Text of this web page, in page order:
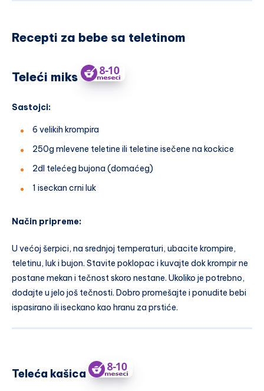
Recepti za bebe sa teletinom
Teleći miks
Sastojci:
6 velikih krompira
250g mlevene teletine ili teletine isečene na kockice
2dl telećeg bujona (domaćeg)
1 iseckan crni luk
Način pripreme:
U većoj šerpici, na srednjoj temperaturi, ubacite krompire,
teletinu, luk i bujon. Stavite poklopac i kuvajte dok krompir ne
postane mekan i tečnost skoro nestane. Ukoliko je potrebno,
dodajte u jelo još tečnosti. Dobro promešajte i ponudite bebi
ispasirano ili iseckano kao hranu za prstiće.
Teleća kašica